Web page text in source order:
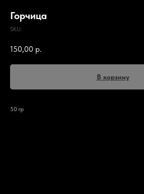
Горчица
SKU:
150,00 р.
В корзину
50 гр